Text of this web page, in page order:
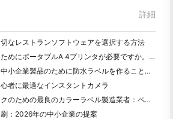
詳細
なレストランソフトウェアを選択する方法
倉庫の請求書を印刷するためにポータブルA 4プリンタが必要ですか。何が本当に効果的なのか
感熱ラベルプリンターは中小企業製品のために防水ラベルを作ることができますか？
者に最適なインスタントカメラ
日記帳とスクラップブックのための最良のカラーラベル製造業者：ページごとにさらに色を追加
：2026年の中小企業の提案